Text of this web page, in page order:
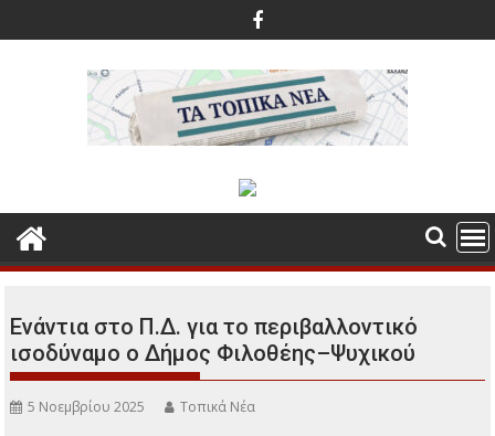
στο
περιεχόμενο
Ενάντια στο Π.Δ. για το περιβαλλοντικό
ισοδύναμο ο Δήμος Φιλοθέης–Ψυχικού
5 Νοεμβρίου 2025 Τοπικά Νέα